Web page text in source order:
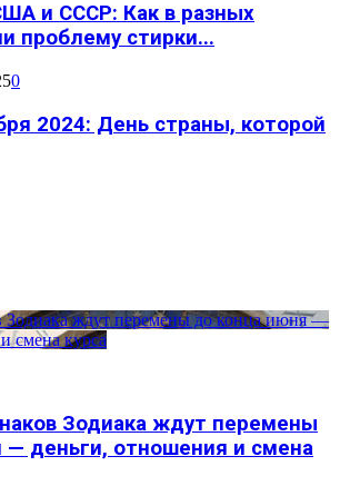
и СССР: Как в разных
проблему стирки...
0
2024: День страны, которой
Зодиака ждут перемены до конца июня —
смена курса
Зодиака ждут перемены
— деньги, отношения и смена